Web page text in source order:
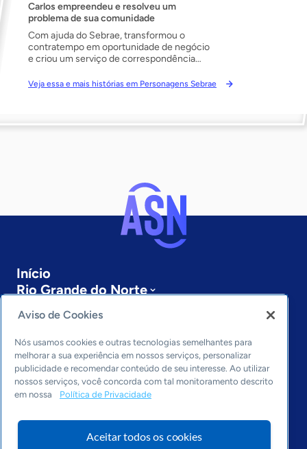
Carlos empreendeu e resolveu um
problema de sua comunidade
Com ajuda do Sebrae, transformou o
contratempo em oportunidade de negócio
e criou um serviço de correspondência
comunidades do Rio de Janeiro.
Veja essa e mais histórias em Personagens Sebrae
Início
Rio Grande do Norte
Sobre a ASN
Últimas notícias
Entre em contato
Editorias
Economia & Política
Inovação & Tecnologia
Cultura empreendedora
Aviso de Cookies
Nós usamos cookies e outras tecnologias semelhantes para
melhorar a sua experiência em nossos serviços, personalizar
publicidade e recomendar conteúdo de seu interesse. Ao utilizar
nossos serviços, você concorda com tal monitoramento descrito
em nossa
Política de Privacidade
Aceitar todos os cookies